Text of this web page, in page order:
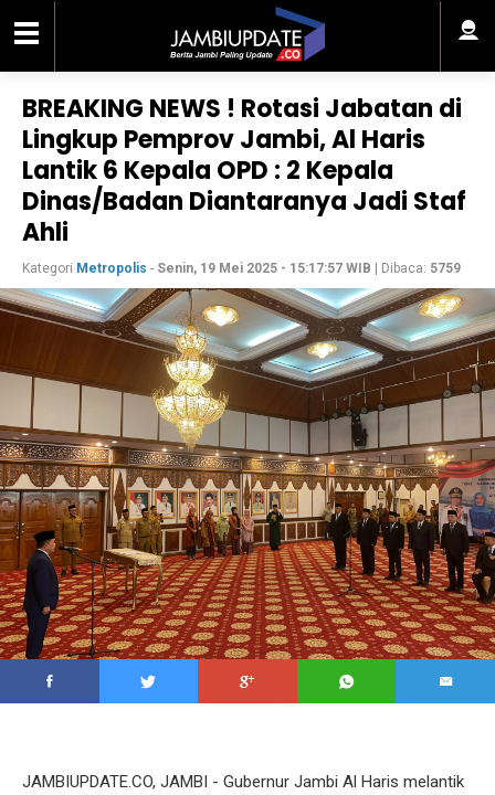
BREAKING NEWS ! Rotasi Jabatan di
Lingkup Pemprov Jambi, Al Haris
Lantik 6 Kepala OPD : 2 Kepala
Dinas/Badan Diantaranya Jadi Staf
Ahli
Kategori Metropolis - Senin, 19 Mei 2025 - 15:17:57 WIB | Dibaca: 5759
JAMBIUPDATE.CO, JAMBI - Gubernur Jambi Al Haris melantik